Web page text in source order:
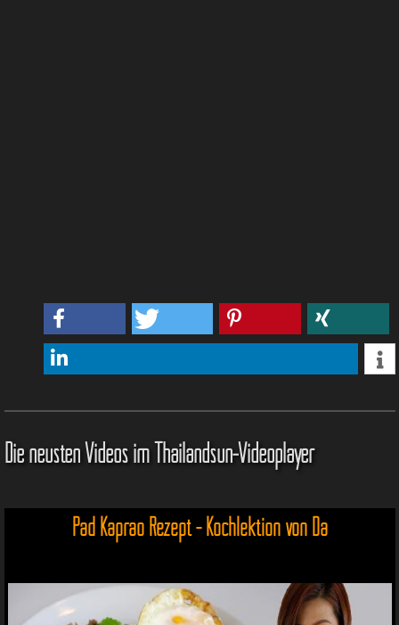
Die neusten Videos im Thailandsun-Videoplayer
Pad Kaprao Rezept - Kochlektion von Da